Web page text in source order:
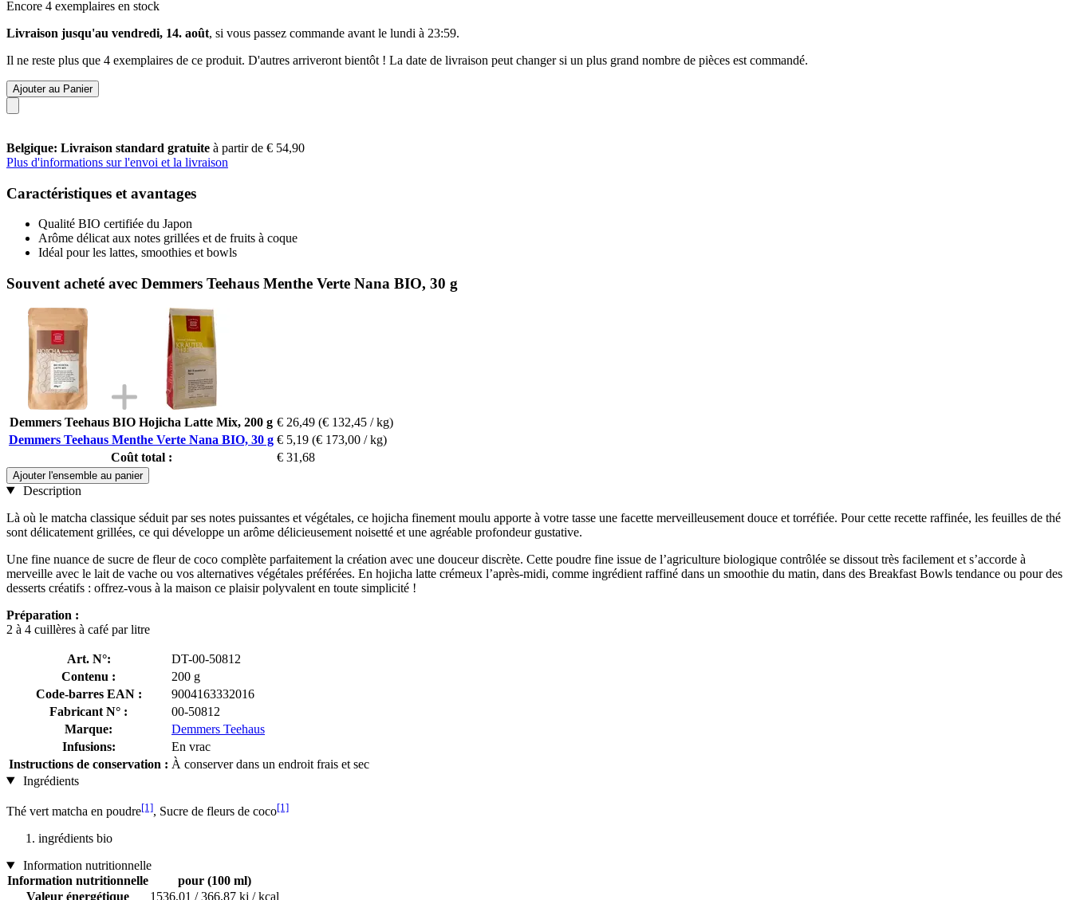
Encore 4 exemplaires en stock
Livraison jusqu'au vendredi, 14. août, si vous passez commande avant le lundi à 23:59.
Il ne reste plus que 4 exemplaires de ce produit. D'autres arriveront bientôt ! La date de livraison peut changer si un plus grand nombre de pièces est commandé.
Ajouter au Panier
Belgique: Livraison standard gratuite à partir de € 54,90
Plus d'informations sur l'envoi et la livraison
Caractéristiques et avantages
Qualité BIO certifiée du Japon
Arôme délicat aux notes grillées et de fruits à coque
Idéal pour les lattes, smoothies et bowls
Souvent acheté avec Demmers Teehaus Menthe Verte Nana BIO, 30 g
Demmers Teehaus BIO Hojicha Latte Mix, 200 g € 26,49 (€ 132,45 / kg)
Demmers Teehaus Menthe Verte Nana BIO, 30 g € 5,19 (€ 173,00 / kg)
Coût total :
€ 31,68
Ajouter l'ensemble au panier
Description
Là où le matcha classique séduit par ses notes puissantes et végétales, ce hojicha finement moulu apporte à votre tasse une facette merveilleusement douce et torréfiée. Pour cette recette raffinée, les feuilles de thé
sont délicatement grillées, ce qui développe un arôme délicieusement noisetté et une agréable profondeur gustative.
Une fine nuance de sucre de fleur de coco complète parfaitement la création avec une douceur discrète. Cette poudre fine issue de l’agriculture biologique contrôlée se dissout très facilement et s’accorde à
merveille avec le lait de vache ou vos alternatives végétales préférées. En hojicha latte crémeux l’après-midi, comme ingrédient raffiné dans un smoothie du matin, dans des Breakfast Bowls tendance ou pour des
desserts créatifs : offrez-vous à la maison ce plaisir polyvalent en toute simplicité !
Préparation :
2 à 4 cuillères à café par litre
Art. N°:
DT-00-50812
Contenu :
200 g
Code-barres EAN :
9004163332016
Fabricant N° :
00-50812
Marque:
Demmers Teehaus
Infusions:
En vrac
Instructions de conservation : À conserver dans un endroit frais et sec
Ingrédients
Thé vert matcha en poudre[1], Sucre de fleurs de coco[1]
ingrédients bio
Information nutritionnelle
Information nutritionnelle
pour (100 ml)
Valeur énergétique
1536,01 / 366,87 kj / kcal